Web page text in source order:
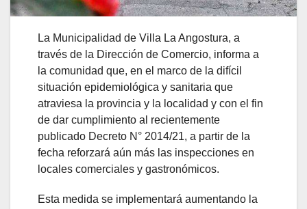
La Municipalidad de Villa La Angostura, a
través de la Dirección de Comercio, informa a
la comunidad que, en el marco de la difícil
situación epidemiológica y sanitaria que
atraviesa la provincia y la localidad y con el fin
de dar cumplimiento al recientemente
publicado Decreto N° 2014/21, a partir de la
fecha reforzará aún más las inspecciones en
locales comerciales y gastronómicos.
Esta medida se implementará aumentando la